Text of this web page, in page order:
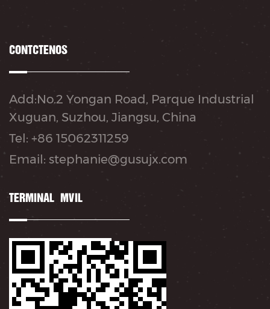
CONTÁCTENOS
Add:No.2 Yongan Road, Parque Industrial
Xuguan, Suzhou, Jiangsu, China
Tel: +86 15062311259
Email: stephanie@gusujx.com
TERMINAL MÓVIL